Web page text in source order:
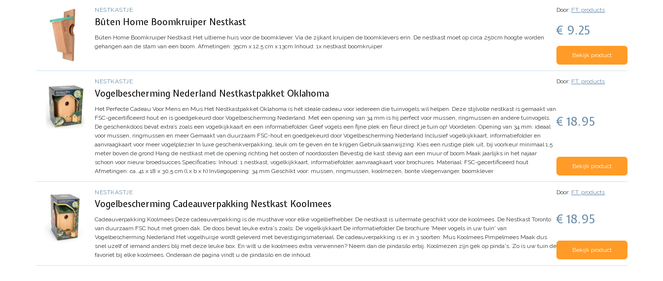
NESTKASTJE
Bûten Home Boomkruiper Nestkast
Bûten Home Boomkruiper Nestkast Het ultieme huis voor de boomklever. Via de zijkant kruipen de boomklevers erin. De nestkast moet op circa 250cm hoogte worden
gehangen aan de stam van een boom. Afmetingen: 35cm x 12,5 cm x 13cm Inhoud: 1x nestkast boomkruiper
Door: F.T. products
€ 9.25
Bekijk product
NESTKASTJE
Vogelbescherming Nederland Nestkastpakket Oklahoma
Het Perfecte Cadeau Voor Mens en Mus Het Nestkastpakket Oklahoma is hét ideale cadeau voor iedereen die tuinvogels wil helpen. Deze stijlvolle nestkast is gemaakt van
FSC-gecertificeerd hout en is goedgekeurd door Vogelbescherming Nederland. Met een opening van 34 mm is hij perfect voor mussen, ringmussen en andere tuinvogels.
De geschenkdoos bevat extra’s zoals een vogelkijkkaart en een informatiefolder. Geef vogels een fijne plek en fleur direct je tuin op! Voordelen: Opening van 34 mm: ideaal
voor mussen, ringmussen en meer Gemaakt van duurzaam FSC-hout en goedgekeurd door Vogelbescherming Nederland Inclusief vogelkijkkaart, informatiefolder en
aanvraagkaart voor meer vogelplezier In luxe geschenkverpakking, leuk om te geven én te krijgen Gebruiksaanwijzing: Kies een rustige plek uit, bij voorkeur minimaal 1,5
meter boven de grond Hang de nestkast met de opening richting het oosten of noordoosten Bevestig de kast stevig aan een muur of boom Maak jaarlijks in het najaar
schoon voor nieuw broedsucces Specificaties: Inhoud: 1 nestkast, vogelkijkkaart, informatiefolder, aanvraagkaart voor brochures. Materiaal: FSC-gecertificeerd hout
Afmetingen: ca. 41 x 18 x 30,5 cm (l x b x h) Invliegopening: 34 mm Geschikt voor: mussen, ringmussen, koolmezen, bonte vliegenvanger, boomklever
Door: F.T. products
€ 18.95
Bekijk product
NESTKASTJE
Vogelbescherming Cadeauverpakking Nestkast Koolmees
Cadeauverpakking Koolmees Deze cadeauverpakking is de musthave voor elke vogelliefhebber. De nestkast is uitermate geschikt voor de koolmees. De Nestkast Toronto
van duurzaam FSC hout met groen dak. De doos bevat leuke extra's zoals: De vogelkijkkaart De informatiefolder De brochure 'Meer vogels in uw tuin' van
Vogelbescherming Nederland Het vogelhuisje wordt geleverd met bevestigingsmateriaal. De cadeauverpakking is er in 3 soorten: Mus Koolmees Pimpelmees Maak dus
snel uzelf of iemand anders blij met deze leuke box. En wilt u de koolmees extra verwennen? Neem dan de pindasilo erbij. Koolmezen zijn gek op pinda's. Zo is uw tuin de
favoriet bij elke koolmees. Onderaan de pagina vindt u de pindasilo en de inhoud.
Door: F.T. products
€ 18.95
Bekijk product